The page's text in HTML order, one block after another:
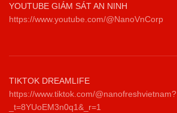
YOUTUBE GIÁM SÁT AN NINH
https://www.youtube.com/@NanoVnCorp
TIKTOK DREAMLIFE
https://www.tiktok.com/@nanofreshvietnam?
_t=8YUoEM3n0q1&_r=1